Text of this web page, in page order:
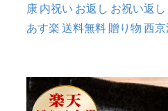
康 内祝い お返し お祝い返
あす楽 送料無料 贈り物 西